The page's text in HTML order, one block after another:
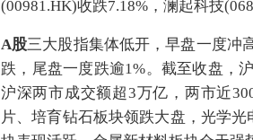
(00981.HK)收跌7.18%，澜起科技
A股三大股指集体低开，早盘一度冲
跌，尾盘一度跌逾1%。截至收盘，
沪深两市成交额超3万亿，两市近
片、培育钻石板块领跌大盘，光学